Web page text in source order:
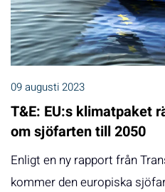
09 augusti 2023
T&E: EU:s klimatpaket
om sjöfarten till 2050
Enligt en ny rapport från
kommer den europiska